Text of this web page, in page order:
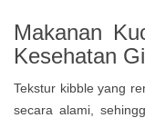
Makanan
Kesehatan
Tekstur kibble yang
secara alami,